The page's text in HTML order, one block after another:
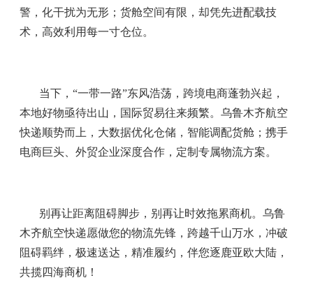
警，化干扰为无形；货舱空间有限，却凭先进配载技
术，高效利用每一寸仓位。
当下，“一带一路”东风浩荡，跨境电商蓬勃兴起，
本地好物亟待出山，国际贸易往来频繁。乌鲁木齐航空
快递顺势而上，大数据优化仓储，智能调配货舱；携手
电商巨头、外贸企业深度合作，定制专属物流方案。
别再让距离阻碍脚步，别再让时效拖累商机。乌鲁
木齐航空快递愿做您的物流先锋，跨越千山万水，冲破
阻碍羁绊，极速送达，精准履约，伴您逐鹿亚欧大陆，
共揽四海商机！